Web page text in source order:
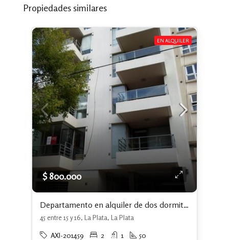
Propiedades similares
EN ALQUILER
$ 800.000
Departamento en alquiler de dos dormitorios c/ cochera en La Plata
45 entre 15 y 16, La Plata, La Plata
AXI-201459 2 1 50